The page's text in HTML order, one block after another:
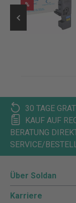
%
30 TAGE
KAUF AUF
BERATUNG
SERVICE/
Über Soldan
Karriere